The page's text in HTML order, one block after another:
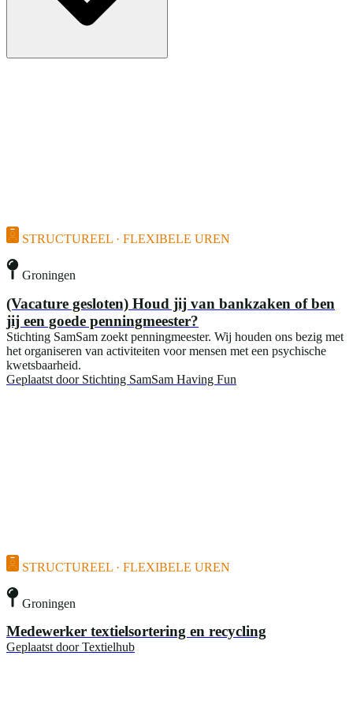
STRUCTUREEL · FLEXIBELE UREN
Groningen
(Vacature gesloten) Houd jij van bankzaken of ben
jij een goede penningmeester?
Stichting SamSam zoekt penningmeester. Wij houden ons bezig met
het organiseren van activiteiten voor mensen met een psychische
kwetsbaarheid.
Geplaatst door Stichting SamSam Having Fun
STRUCTUREEL · FLEXIBELE UREN
Groningen
Medewerker textielsortering en recycling
Geplaatst door Textielhub